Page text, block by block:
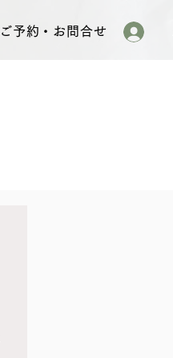
ご予約・お問合せ